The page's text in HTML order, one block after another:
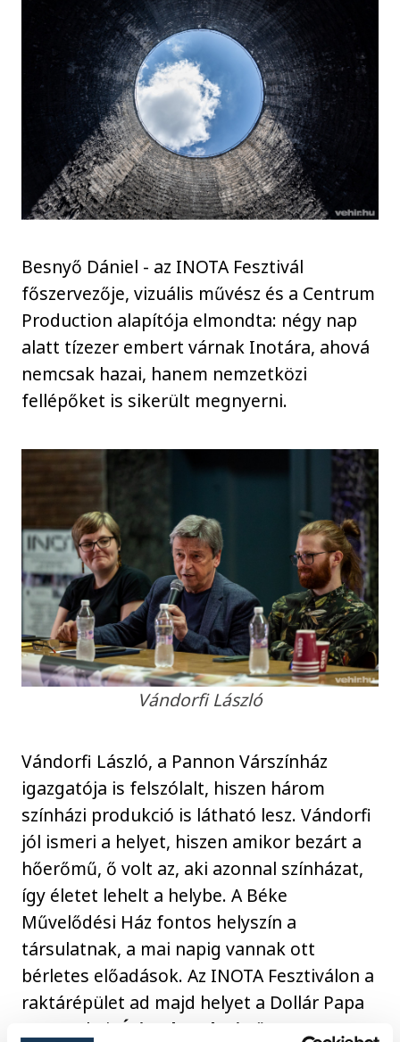
Besnyő Dániel - az INOTA Fesztivál
főszervezője, vizuális művész és a Centrum
Production alapítója elmondta: négy nap
alatt tízezer embert várnak Inotára, ahová
nemcsak hazai, hanem nemzetközi
fellépőket is sikerült megnyerni.
Vándorfi László
Vándorfi László, a Pannon Várszínház
igazgatója is felszólalt, hiszen három
színházi produkció is látható lesz. Vándorfi
jól ismeri a helyet, hiszen amikor bezárt a
hőerőmű, ő volt az, aki azonnal színházat,
így életet lehelt a helybe. A Béke
Művelődési Ház fontos helyszín a
társulatnak, a mai napig vannak ott
bérletes előadások. Az INOTA Fesztiválon a
raktárépület ad majd helyet a Dollár Papa
Gyermekei: Úriemberek
című